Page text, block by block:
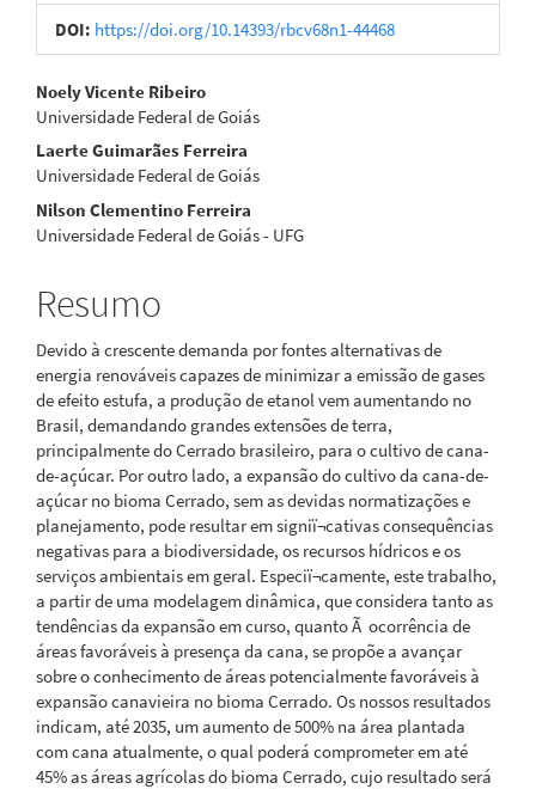
artigos
DOI: https://doi.org/10.14393/rbcv68n1-44468
Conteúdo
do
artigo
principal
Noely Vicente Ribeiro
Universidade Federal de Goiás
Laerte Guimarães Ferreira
Universidade Federal de Goiás
Nilson Clementino Ferreira
Universidade Federal de Goiás - UFG
Resumo
Devido à crescente demanda por fontes alternativas de
energia renováveis capazes de minimizar a emissão de gases
de efeito estufa, a produção de etanol vem aumentando no
Brasil, demandando grandes extensões de terra,
principalmente do Cerrado brasileiro, para o cultivo de cana-
de-açúcar. Por outro lado, a expansão do cultivo da cana-de-
açúcar no bioma Cerrado, sem as devidas normatizações e
planejamento, pode resultar em signiï¬cativas consequências
negativas para a biodiversidade, os recursos hídricos e os
serviços ambientais em geral. Especiï¬camente, este trabalho,
a partir de uma modelagem dinâmica, que considera tanto as
tendências da expansão em curso, quanto Ã ocorrência de
áreas favoráveis à presença da cana, se propõe a avançar
sobre o conhecimento de áreas potencialmente favoráveis à
expansão canavieira no bioma Cerrado. Os nossos resultados
indicam, até 2035, um aumento de 500% na área plantada
com cana atualmente, o qual poderá comprometer em até
45% as áreas agrícolas do bioma Cerrado, cujo resultado será